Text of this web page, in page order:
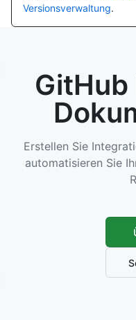
Versionsverwaltung.
GitHub
Erstellen Sie
automatisieren Sie